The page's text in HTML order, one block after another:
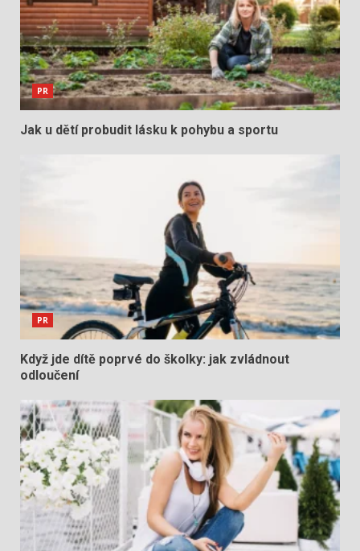
PR
Jak u dětí probudit lásku k pohybu a sportu
PR
Když jde dítě poprvé do školky: jak zvládnout
odloučení